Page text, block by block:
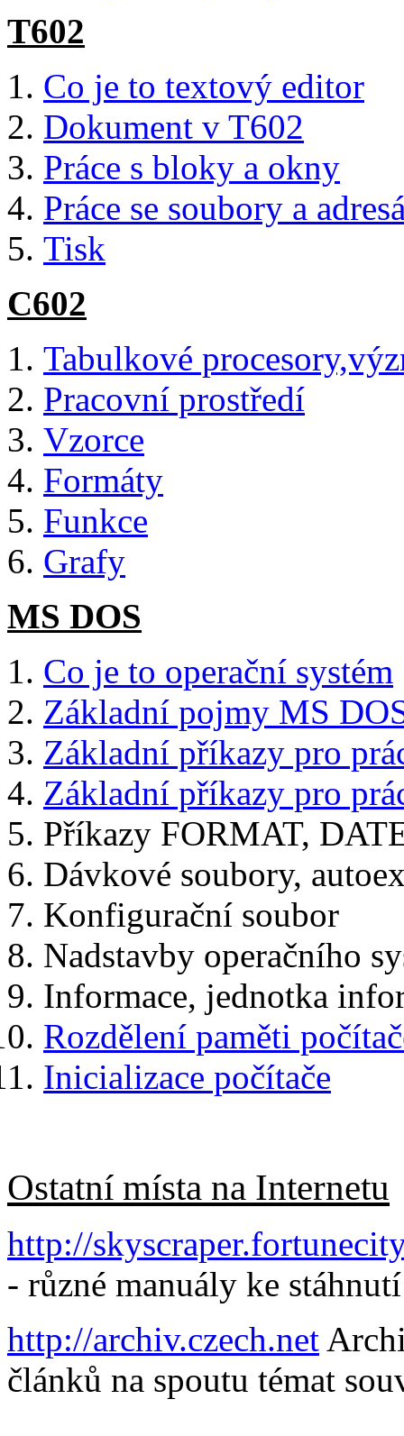
T602
Co je to textový editor
Dokument v T602
Práce s bloky a okny
Práce se soubory a
Tisk
C602
Tabulkové
Pracovní prostředí
Vzorce
Formáty
Funkce
Grafy
MS DOS
Co je to operační systém
Základní pojmy MS
Základní příkazy pro
Základní příkazy pro
Příkazy FORMAT,
Dávkové soubory,
Konfigurační soubor
Nadstavby operačního
Informace, jednotka
Rozdělení paměti
Inicializace počítače
Ostatní místa na Internetu
http://
- různé manuály ke stáhnutí
http://archiv.czech.net
článků na spoutu témat